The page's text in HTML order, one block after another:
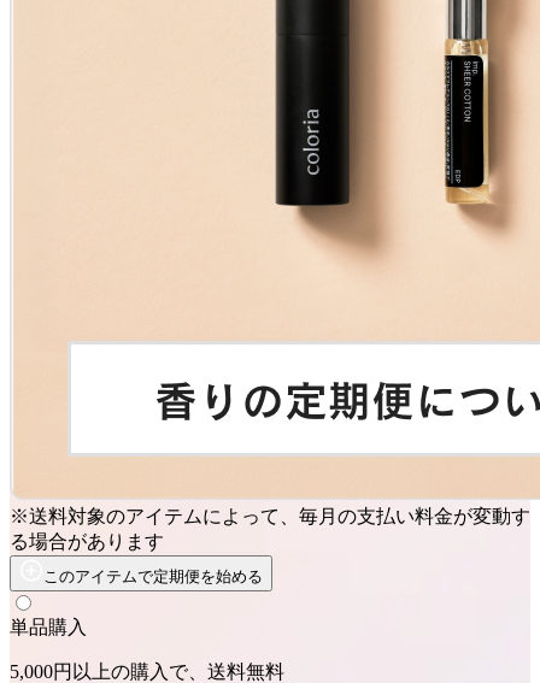
※送料対象のアイテムによって、毎月の支払い料金が変動す
る場合があります
このアイテムで定期便を始める
単品購入
5,000円以上の購入で、送料無料